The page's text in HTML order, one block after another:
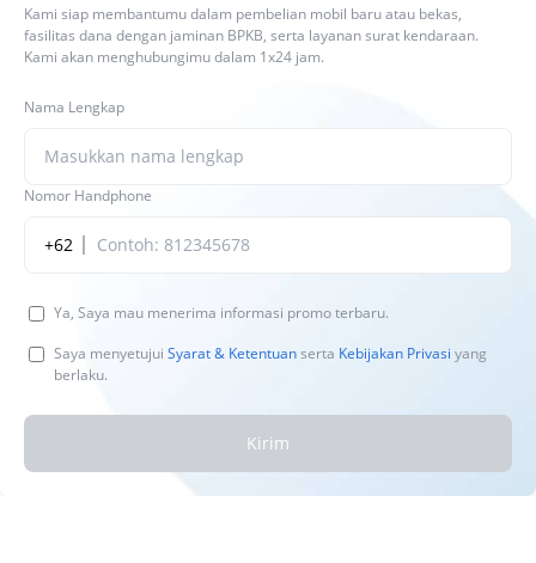
Kami siap membantumu dalam pembelian mobil baru atau bekas,
fasilitas dana dengan jaminan BPKB, serta layanan surat kendaraan.
Kami akan menghubungimu dalam 1x24 jam.
Nama Lengkap
Nomor Handphone
+62
Ya, Saya mau menerima informasi promo terbaru.
Saya menyetujui Syarat & Ketentuanserta Kebijakan Privasi yang
berlaku.
Kirim